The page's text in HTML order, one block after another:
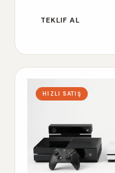
TEKLIF AL
HIZLI SATIŞ